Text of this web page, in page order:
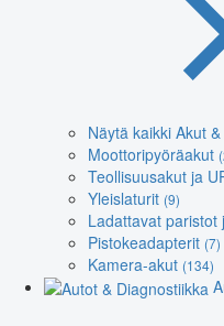
Näytä kaikki Akut
Moottoripyöräakut
Teollisuusakut ja
Yleislaturit (9)
Ladattavat paristot
Pistokeadapterit (7)
Kamera-akut (134)